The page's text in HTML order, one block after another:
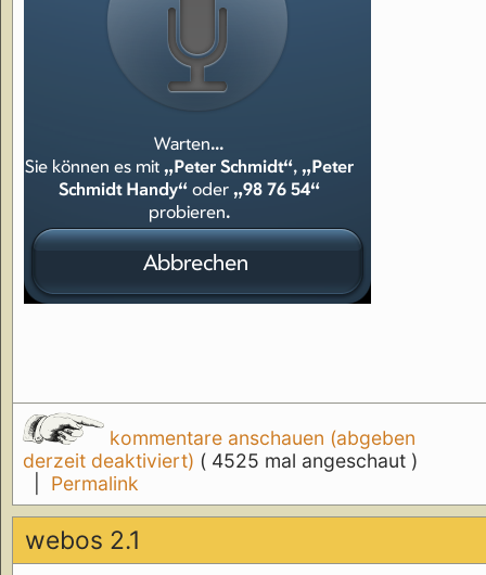
kommentare anschauen (abgeben
derzeit deaktiviert) ( 4525 mal angeschaut )
Permalink
webos 2.1